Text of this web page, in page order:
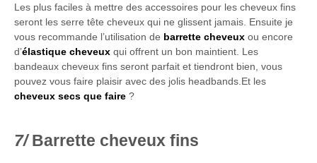
Les plus faciles à mettre des accessoires pour les cheveux fins
seront les serre tête cheveux qui ne glissent jamais. Ensuite je
vous recommande l’utilisation de barrette cheveux ou encore
d’élastique cheveux qui offrent un bon maintient. Les
bandeaux cheveux fins seront parfait et tiendront bien, vous
pouvez vous faire plaisir avec des jolis headbands.Et les
cheveux secs que faire ?
Barrette cheveux fins